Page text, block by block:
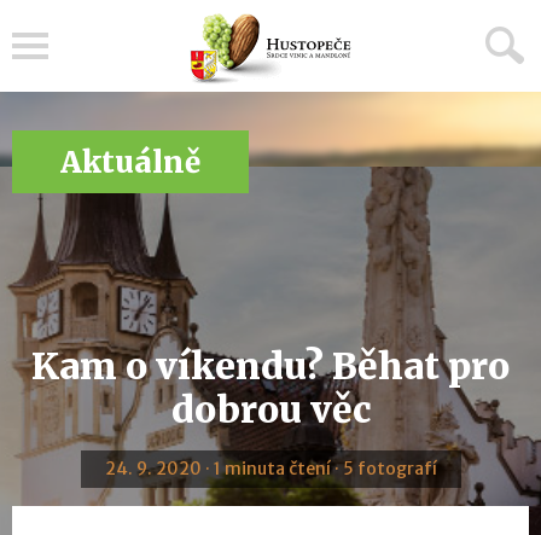
Aktuálně
Kam o víkendu? Běhat pro
dobrou věc
24. 9. 2020 · 1 minuta čtení · 5 fotografí